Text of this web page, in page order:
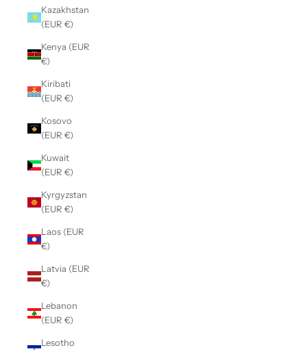
Kazakhstan
(EUR €)
Kenya (EUR
€)
Kiribati
(EUR €)
Kosovo
(EUR €)
Kuwait
(EUR €)
Kyrgyzstan
(EUR €)
Laos (EUR
€)
Latvia (EUR
€)
Lebanon
(EUR €)
Lesotho